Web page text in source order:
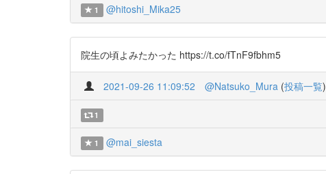
1 @hitoshi_Mika25
院生の頃よみたかった https://t.co/fTnF9fbhm5
2021-09-26 11:09:52 @Natsuko_Mura (投稿一覧)
1
1 @mai_siesta